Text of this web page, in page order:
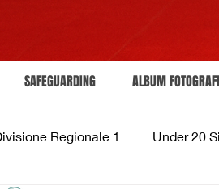
SAFEGUARDING ALBUM
Regionale 1 Under 20